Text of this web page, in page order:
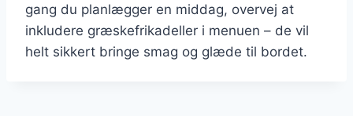
gang du planlægger en middag, overvej at
inkludere græskefrikadeller i menuen – de vil
helt sikkert bringe smag og glæde til bordet.